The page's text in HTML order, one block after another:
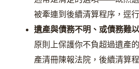
被牽連到後續清算程序，逕
遺產與債務不明、或債務難
原則上保護你不負超過遺產
產清冊陳報法院，後續清算